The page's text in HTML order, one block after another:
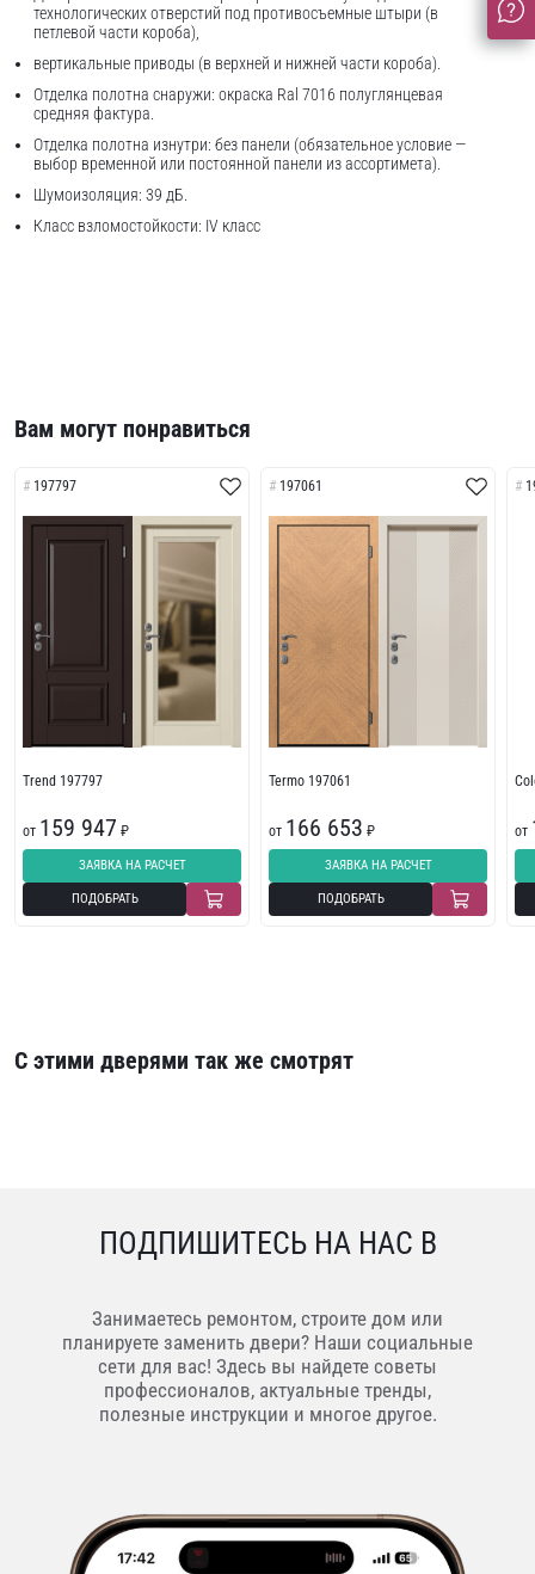
технологических отверстий под противосъемные штыри (в
петлевой части короба),
вертикальные приводы (в верхней и нижней части короба).
Отделка полотна снаружи: окраска Ral 7016 полуглянцевая
средняя фактура.
Отделка полотна изнутри: без панели (обязательное условие —
выбор временной или постоянной панели из ассортимета).
Шумоизоляция: 39 дБ.
Класс взломостойкости: IV класс
Вам могут понравиться
197797
Trend 197797
от 159 947 ₽
ЗАЯВКА НА РАСЧЕТ
ПОДОБРАТЬ
197061
Termo 197061
от 166 653 ₽
ЗАЯВКА НА РАСЧЕТ
ПОДОБРАТЬ
от
С этими дверями так же смотрят
ПОДПИШИТЕСЬ НА НАС В
Занимаетесь ремонтом, строите дом или
планируете заменить двери? Наши социальные
сети для вас! Здесь вы найдете советы
профессионалов, актуальные тренды,
полезные инструкции и многое другое.